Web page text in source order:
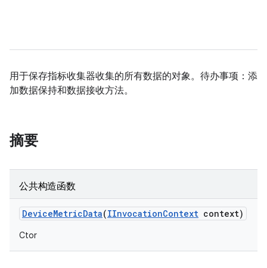
用于保存指标收集器收集的所有数据的对象。待办事项：添
加数据保持和数据接收方法。
摘要
公共构造函数
DeviceMetricData(IInvocationContext context)
Ctor